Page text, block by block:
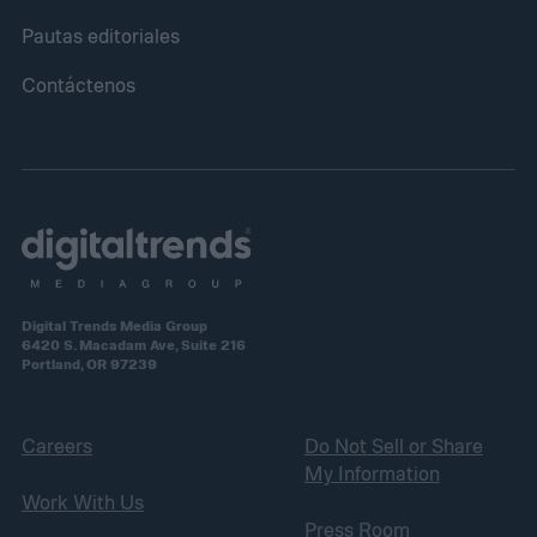
Pautas editoriales
Contáctenos
Digital Trends Media Group
6420 S. Macadam Ave, Suite 216
Portland, OR 97239
Careers
Work With Us
Do Not Sell or Share
My Information
Press Room